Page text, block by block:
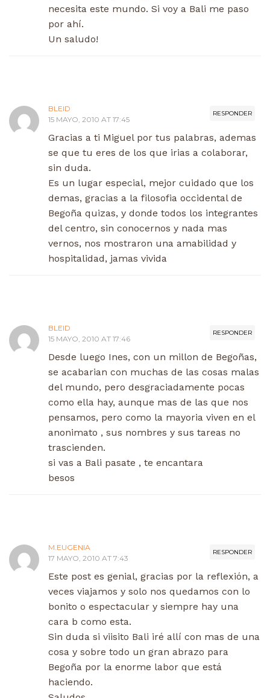
necesita este mundo. Si voy a Bali me paso
por ahí.
Un saludo!
RESPONDER
BLEID
15 MAYO, 2010 AT 17:45
Gracias a ti Miguel por tus palabras, ademas
se que tu eres de los que irias a colaborar,
sin duda.
Es un lugar especial, mejor cuidado que los
demas, gracias a la filosofia occidental de
Begoña quizas, y donde todos los integrantes
del centro, sin conocernos y nada mas
vernos, nos mostraron una amabilidad y
hospitalidad, jamas vivida
RESPONDER
BLEID
15 MAYO, 2010 AT 17:46
Desde luego Ines, con un millon de Begoñas,
se acabarian con muchas de las cosas malas
del mundo, pero desgraciadamente pocas
como ella hay, aunque mas de las que nos
pensamos, pero como la mayoria viven en el
anonimato , sus nombres y sus tareas no
trascienden.
si vas a Bali pasate , te encantara
besos
RESPONDER
M.EUGENIA
17 MAYO, 2010 AT 7:43
Este post es genial, gracias por la reflexión, a
veces viajamos y solo nos quedamos con lo
bonito o espectacular y siempre hay una
cara b como esta.
Sin duda si viisito Bali iré allí con mas de una
cosa y sobre todo un gran abrazo para
Begoña por la enorme labor que está
haciendo.